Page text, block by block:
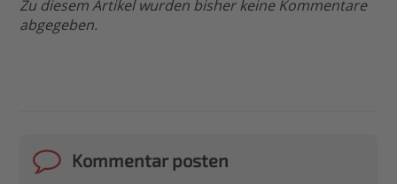
Zu diesem Artikel wurden bisher keine Kommentare
abgegeben.
Kommentar posten